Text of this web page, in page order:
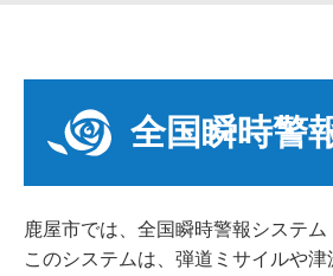
全国瞬時警
鹿屋市では、全国瞬時警報システ
このシステムは、弾道ミサイルや